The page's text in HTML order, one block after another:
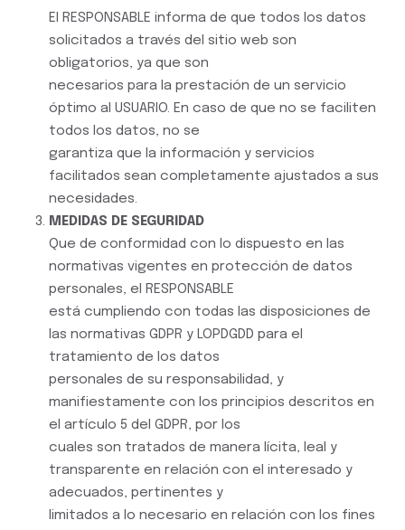
El RESPONSABLE informa de que todos los datos
solicitados a través del sitio web son
obligatorios, ya que son
necesarios para la prestación de un servicio
óptimo al USUARIO. En caso de que no se faciliten
todos los datos, no se
garantiza que la información y servicios
facilitados sean completamente ajustados a sus
necesidades.
MEDIDAS DE SEGURIDAD
Que de conformidad con lo dispuesto en las
normativas vigentes en protección de datos
personales, el RESPONSABLE
está cumpliendo con todas las disposiciones de
las normativas GDPR y LOPDGDD para el
tratamiento de los datos
personales de su responsabilidad, y
manifiestamente con los principios descritos en
el artículo 5 del GDPR, por los
cuales son tratados de manera lícita, leal y
transparente en relación con el interesado y
adecuados, pertinentes y
limitados a lo necesario en relación con los fines